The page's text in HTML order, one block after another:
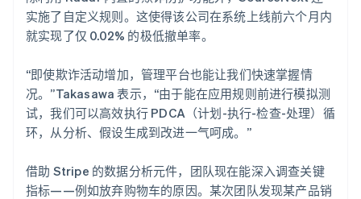
实施了自定义规则。这使得该公司在系统上线前六个月内
就实现了仅 0.02% 的极低撤单率。
“即使欺诈活动增加，管理平台也能让我们快速掌握情
况。”Takasawa 表示，“由于能在应用规则前进行模拟测
试，我们可以高效执行 PDCA（计划-执行-检查-处理）循
环，从分析、假设生成到改进一气呵成。”
借助 Stripe 的数据分析元件，团队现在能深入调查关键
指标——例如放弃购物车的原因。某次团队发现某产品销